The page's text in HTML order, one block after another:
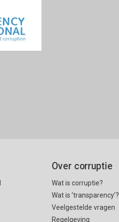
Over corruptie
Wat is corruptie?
Wat is ’transparency’?
Veelgestelde vragen
Regelgeving